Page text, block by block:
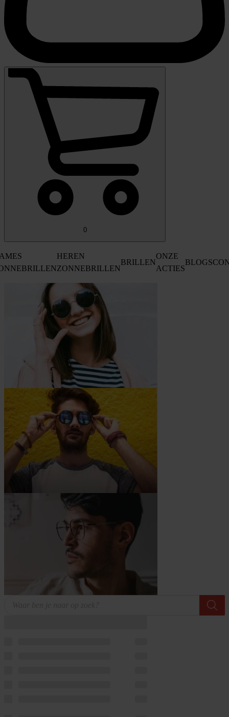
0
HEREN
ZONNEBRILLEN
BRILLEN
ONZE
ACTIES
BLOGS